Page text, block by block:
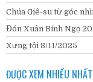
Chúa Giê-su từ góc
Đón Xuân Bính Ngọ
Xưng tội 8/11/2025
ĐƯỢC XEM NHIỀU NHẤT